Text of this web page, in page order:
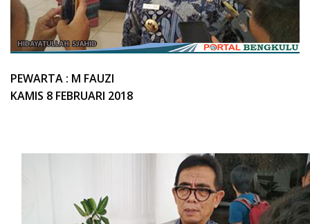
PEWARTA : M FAUZI
KAMIS 8 FEBRUARI 2018